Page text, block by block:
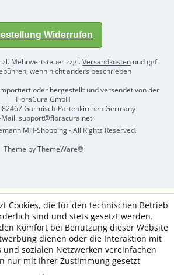
Widerrufen
Mehrwertsteuer zzgl.Versandkosten und ggf.
wenn nicht anders beschrieben
oder hergestellt und versendet von der
FloraCura GmbH
Garmisch-Partenkirchen Germany
Mail: support@floracura.net
MH-Shopping - All Rights Reserved.
Theme byThemeWare®
Cookies, die für den technischen Betrieb
sind und stets gesetzt werden.
Komfort bei Benutzung dieser Website
dienen oder die Interaktion mit
und sozialen Netzwerken vereinfachen
nur mit Ihrer Zustimmung gesetzt
.